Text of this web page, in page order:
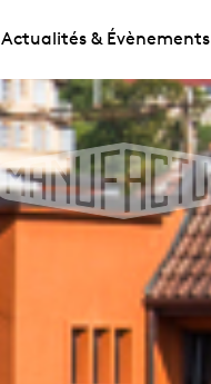
Actualités & Évènements